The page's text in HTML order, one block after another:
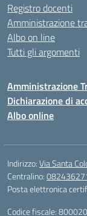
Registro docenti
Amministrazione
Albo on line
Tutti gli argomenti
Amministrazione
Dichiarazione di
Albo online
Indirizzo:Via Santa
Centralino:
Posta elettronica
Codice fiscale: